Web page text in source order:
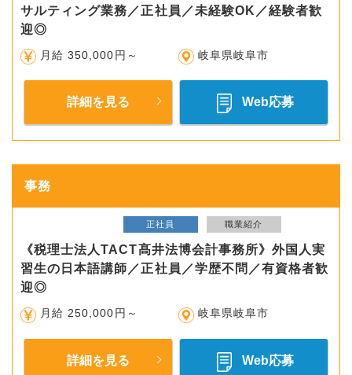
サルティング業務／正社員／未経験OK／経験者歓
迎◎
月給 350,000円～ 岐阜県岐阜市
詳細を見る Web応募
事務
正社員 職業紹介
《税理士法人TACT髙井法博会計事務所》外国人実
習生の日本語講師／正社員／学歴不問／有資格者歓
迎◎
月給 250,000円～ 岐阜県岐阜市
詳細を見る Web応募